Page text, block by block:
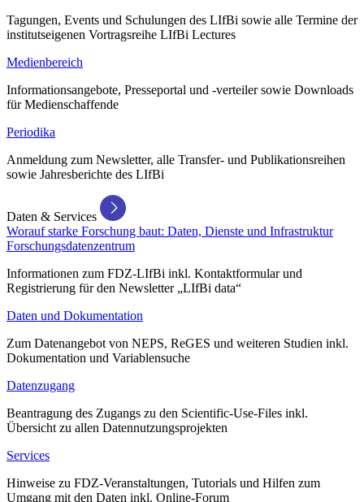
Tagungen, Events und Schulungen des LIfBi sowie alle Termine der
institutseigenen Vortragsreihe LIfBi Lectures
Medienbereich
Informationsangebote, Presseportal und -verteiler sowie Downloads
für Medienschaffende
Periodika
Anmeldung zum Newsletter, alle Transfer- und Publikationsreihen
sowie Jahresberichte des LIfBi
Daten & Services
Worauf starke Forschung baut: Daten, Dienste und Infrastruktur
Forschungsdatenzentrum
Informationen zum FDZ-LIfBi inkl. Kontaktformular und
Registrierung für den Newsletter „LIfBi data“
Daten und Dokumentation
Zum Datenangebot von NEPS, ReGES und weiteren Studien inkl.
Dokumentation und Variablensuche
Datenzugang
Beantragung des Zugangs zu den Scientific-Use-Files inkl.
Übersicht zu allen Datennutzungsprojekten
Services
Hinweise zu FDZ-Veranstaltungen, Tutorials und Hilfen zum
Umgang mit den Daten inkl. Online-Forum